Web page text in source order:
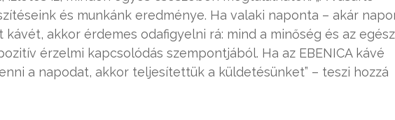
és munkánk eredménye. Ha valaki naponta – akár
akkor érdemes odafigyelni rá: mind a minőség és az
érzelmi kapcsolódás szempontjából. Ha az EBENICA kávé
a napodat, akkor teljesítettük a küldetésünket” – teszi hozzá